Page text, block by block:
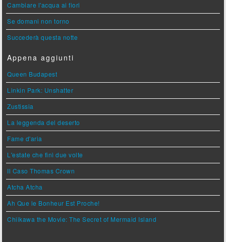
Cambiare l'acqua ai fiori
Se domani non torno
Succederà questa notte
Appena aggiunti
Queen Budapest
Linkin Park: Unshatter
Zustissia
La leggenda del deserto
Fame d'aria
L'estate che finì due volte
Il Caso Thomas Crown
Atcha Atcha
Ah Que le Bonheur Est Proche!
Chiikawa the Movie: The Secret of Mermaid Island